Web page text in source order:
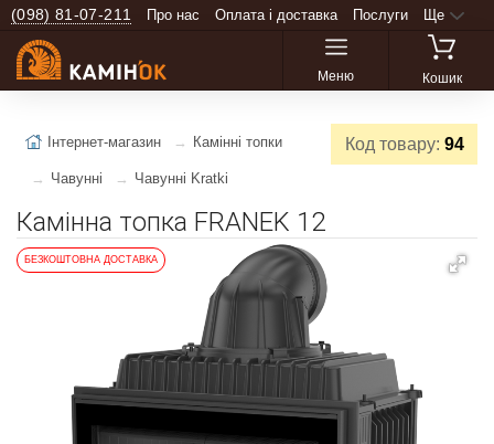
(098) 81-07-211 Про нас Оплата і доставка Послуги Ще
Меню Кошик
Код товару: 94
Інтернет-магазин Камінні топки
Чавунні Чавунні Kratki
Камінна топка FRANEK 12
БЕЗКОШТОВНА ДОСТАВКА